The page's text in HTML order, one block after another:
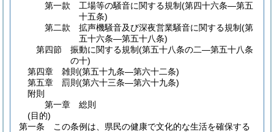
第一款
工場等の騒音に関する規制(第四十六条―第五
十五条)
第二款
拡声機騒音及び深夜営業騒音に関する規制(第
五十六条―第五十八条)
第四節
振動に関する規制(第五十八条の二―第五十八条
の十)
第四章
雑則 (第五十九条―第六十二条)
第五章
罰則 (第六十三条―第六十九条)
附則
第一章
総則
(目的)
第一条
この条例は、県民の健康で文化的な生活を確保する